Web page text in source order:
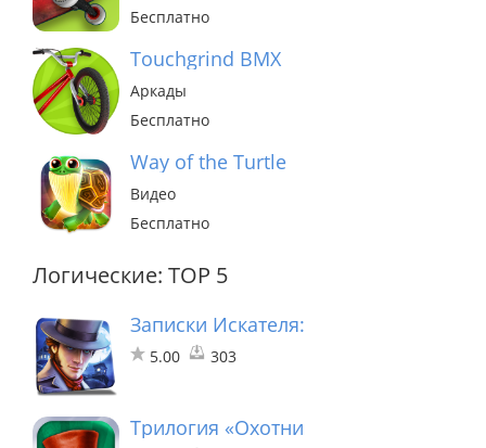
Бесплатно
Touchgrind BMX
Аркады
Бесплатно
Way of the Turtle
Видео
Бесплатно
Логические: TOP 5
Записки Искателя: Тайны Дарквуда
5.00 303
Трилогия «Охотники за Снарком»